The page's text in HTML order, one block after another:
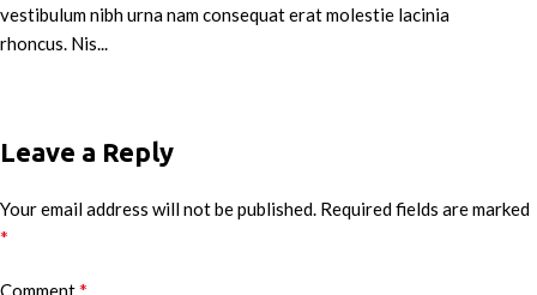
vestibulum nibh urna nam consequat erat molestie lacinia
rhoncus. Nis...
Leave a Reply
Your email address will not be published. Required fields are marked
*
Comment*